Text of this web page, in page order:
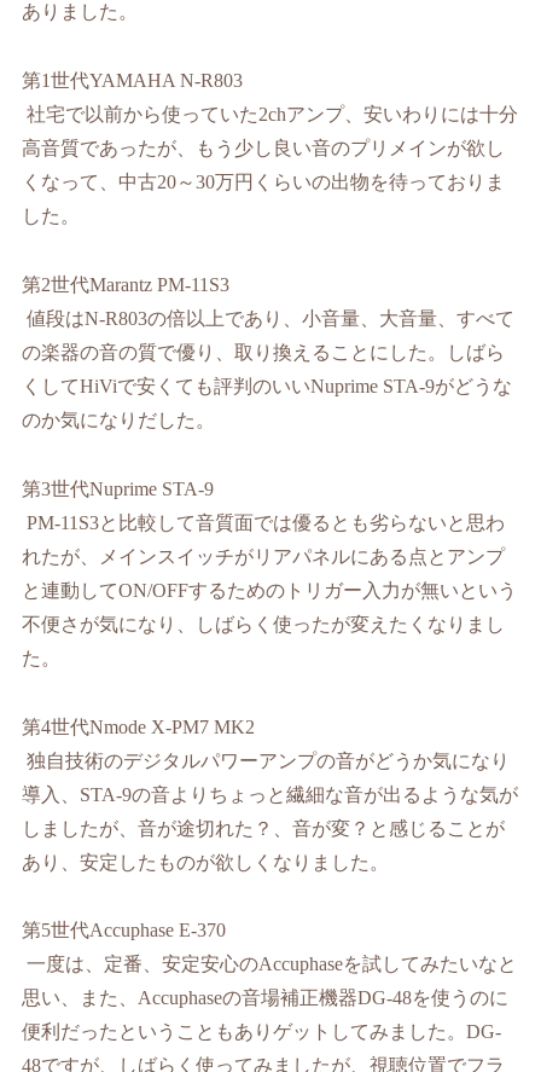
ありました。
第1世代YAMAHA N-R803
社宅で以前から使っていた2chアンプ、安いわりには十分
高音質であったが、もう少し良い音のプリメインが欲し
くなって、中古20～30万円くらいの出物を待っておりま
した。
第2世代Marantz PM-11S3
値段はN-R803の倍以上であり、小音量、大音量、すべて
の楽器の音の質で優り、取り換えることにした。しばら
くしてHiViで安くても評判のいいNuprime STA-9がどうな
のか気になりだした。
第3世代Nuprime STA-9
PM-11S3と比較して音質面では優るとも劣らないと思わ
れたが、メインスイッチがリアパネルにある点とアンプ
と連動してON/OFFするためのトリガー入力が無いという
不便さが気になり、しばらく使ったが変えたくなりまし
た。
第4世代Nmode X-PM7 MK2
独自技術のデジタルパワーアンプの音がどうか気になり
導入、 STA-9の音よりちょっと繊細な音が出るような気が
しましたが、音が途切れた？、音が変？と感じることが
あり、安定したものが欲しくなりました。
第5世代Accuphase E-370
一度は、定番、安定安心のAccuphaseを試してみたいなと
思い、また、Accuphaseの音場補正機器DG-48を使うのに
便利だったということもありゲットしてみました。DG-
48ですが、しばらく使ってみましたが、視聴位置でフラ